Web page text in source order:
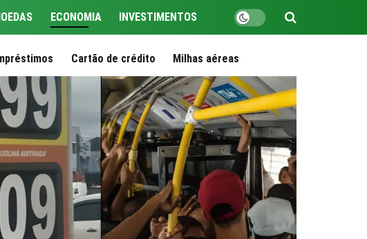
ECONOMIA INVESTIMENTOS
Cartão de crédito Milhas aéreas